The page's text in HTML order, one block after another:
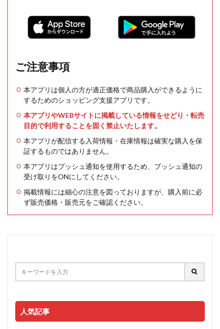
ご注意事項
本アプリは個人の方が適正価格で商品購入ができるように
するためのショッピング支援アプリです。
本アプリやWEBサイトに掲載している情報をせどり・転売
目的で利用することを固く禁止いたします。
本アプリが配信する入荷情報・在庫情報は確実な購入を保
証するものではありません。
本アプリはプッシュ通知を使用するため、プッシュ通知の
受け取りをONにしてください。
掲載情報には細心の注意を図っておりますが、購入前に必
ず販売価格・販売元をご確認ください。
人気記事